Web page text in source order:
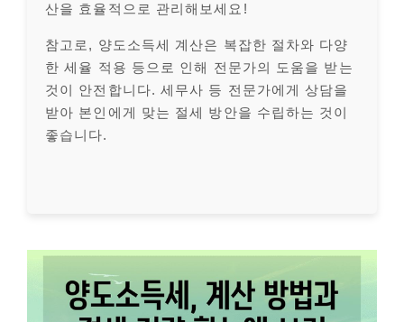
산을 효율적으로 관리해보세요!
참고로, 양도소득세 계산은 복잡한 절차와 다양
한 세율 적용 등으로 인해 전문가의 도움을 받는
것이 안전합니다. 세무사 등 전문가에게 상담을
받아 본인에게 맞는 절세 방안을 수립하는 것이
좋습니다.